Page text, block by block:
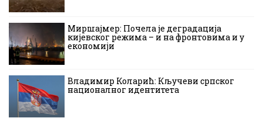
Миршајмер: Почела је деградација
кијевског режима – и на фронтовима и у
економији
Владимир Коларић: Кључеви српског
националног идентитета